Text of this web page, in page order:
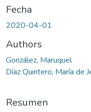
Fecha
2020-04-01
Authors
González, Maruquel
Díaz Quintero, María de
Resumen